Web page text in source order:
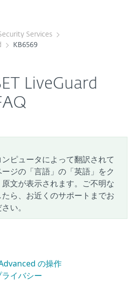
Services
KB6569
LiveGuard
ピュータによって翻訳されて
ジの「言語」の「英語」をク
文が表示されます。ご不明な
ら、お近くのサポートまでお
い。
の操作
イバシー